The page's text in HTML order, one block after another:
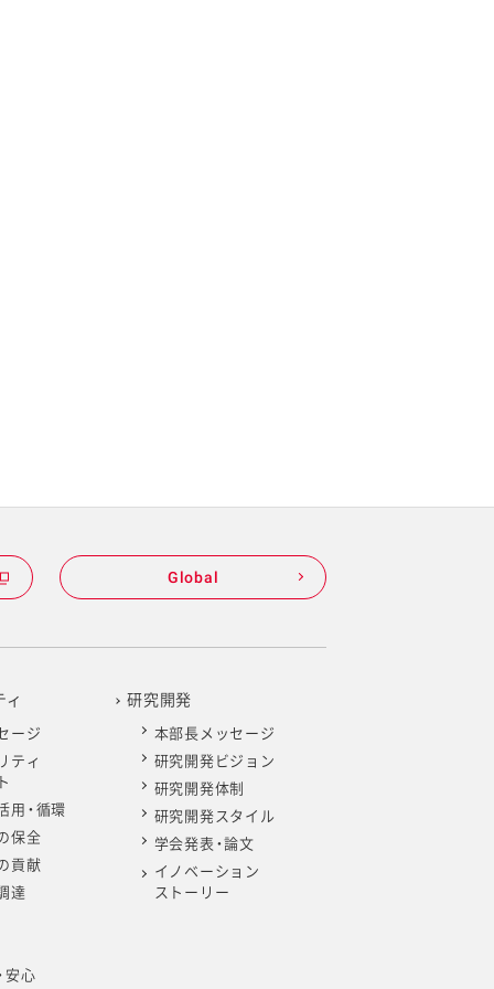
Global
ィ
ージ
ティ
用・循環
保全
貢献
達
安心
研究開発
本部長メッセージ
研究開発ビジョン
研究開発体制
研究開発スタイル
学会発表・論文
イノベーション
ストーリー